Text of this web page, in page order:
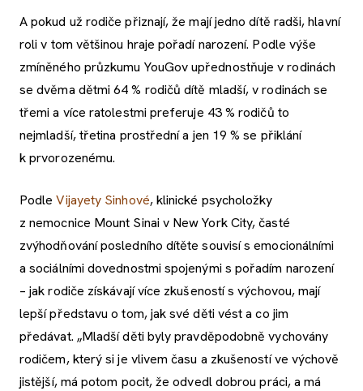
A pokud už rodiče přiznají, že mají jedno dítě radši, hlavní
roli v tom většinou hraje pořadí narození. Podle výše
zmíněného průzkumu YouGov upřednostňuje v rodinách
se dvěma dětmi 64 % rodičů dítě mladší, v rodinách se
třemi a více ratolestmi preferuje 43 % rodičů to
nejmladší, třetina prostřední a jen 19 % se přiklání
k prvorozenému.
PodleVijayety Sinhové, klinické psycholožky
z nemocnice Mount Sinai v New York City, časté
zvýhodňování posledního dítěte souvisí s emocionálními
a sociálními dovednostmi spojenými s pořadím narození
– jak rodiče získávají více zkušeností s výchovou, mají
lepší představu o tom, jak své děti vést a co jim
předávat. „Mladší děti byly pravděpodobně vychovány
rodičem, který si je vlivem času a zkušeností ve výchově
jistější, má potom pocit, že odvedl dobrou práci, a má